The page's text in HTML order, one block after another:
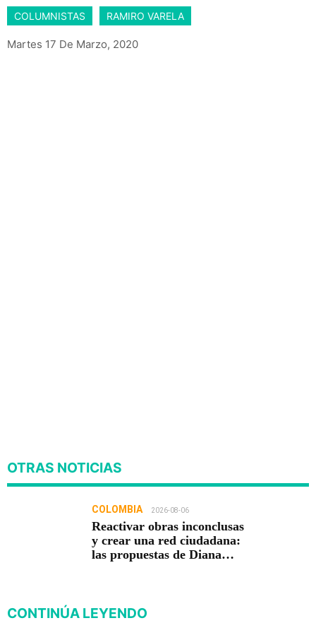
COLUMNISTAS RAMIRO VARELA
Martes 17 De Marzo, 2020
OTRAS NOTICIAS
COLOMBIA 2026-08-06
Reactivar obras inconclusas
y crear una red ciudadana:
las propuestas de Diana
CONTINÚA LEYENDO